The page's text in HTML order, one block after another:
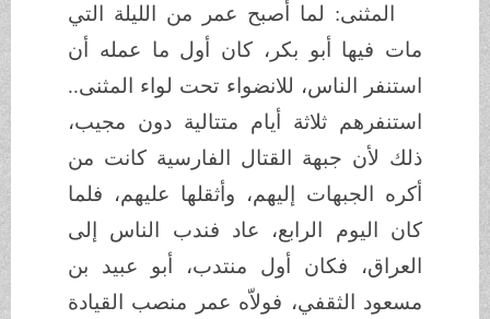
المثنى: لما أصبح عمر من الليلة التي
مات فيها أبو بكر، كان أول ما عمله أن
استنفر الناس، للانضواء تحت لواء المثنى..
استنفرهم ثلاثة أيام متتالية دون مجيب،
ذلك لأن جبهة القتال الفارسية كانت من
أكره الجبهات إليهم، وأثقلها عليهم، فلما
كان اليوم الرابع، عاد فندب الناس إلى
العراق، فكان أول منتدب، أبو عبيد بن
مسعود الثقفي، فولاّه عمر منصب القيادة